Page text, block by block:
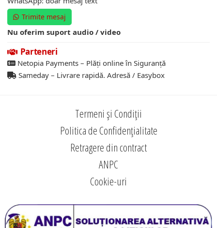
Trimite mesaj
Nu oferim suport audio / video
Parteneri
Netopia Payments – Plăți online în Siguranță
Sameday – Livrare rapidă. Adresă / Easybox
Termeni și Condiții
Politica de Confidențialitate
Retragere din contract
ANPC
Cookie-uri